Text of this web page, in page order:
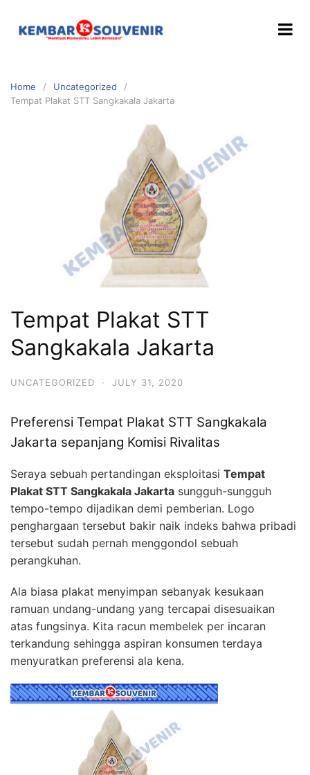
Home
Uncategorized
Tempat Plakat STT Sangkakala Jakarta
Tempat Plakat STT
Sangkakala Jakarta
UNCATEGORIZED · JULY 31, 2020
Preferensi Tempat Plakat STT Sangkakala
Jakarta sepanjang Komisi Rivalitas
Seraya sebuah pertandingan eksploitasi Tempat
Plakat STT Sangkakala Jakarta sungguh-sungguh
tempo-tempo dijadikan demi pemberian. Logo
penghargaan tersebut bakir naik indeks bahwa pribadi
tersebut sudah pernah menggondol sebuah
perangkuhan.
Ala biasa plakat menyimpan sebanyak kesukaan
ramuan undang-undang yang tercapai disesuaikan
atas fungsinya. Kita racun membelek per incaran
terkandung sehingga aspiran konsumen terdaya
menyuratkan preferensi ala kena.